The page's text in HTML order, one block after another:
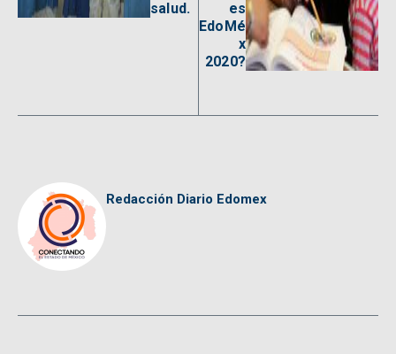
salud.
es
EdoMé
x
2020?
Redacción Diario Edomex